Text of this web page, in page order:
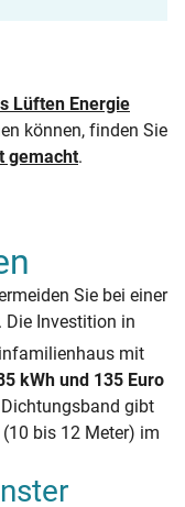
Lüften Energie
können, finden Sie
gemacht.
Sie bei einer
Die Investition in
mit
kWh und 135 Euro
gibt
bis 12 Meter) im